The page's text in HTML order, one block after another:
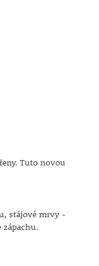
Tuto novou
stájové mrvy -